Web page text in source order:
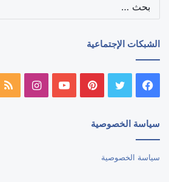
الشبكات الإجتماعية
فيسبوك تويتر بينتيريستيوتيوب
سياسة الخصوصية
سياسة الخصوصية